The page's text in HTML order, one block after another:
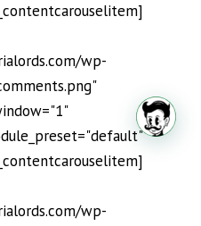
wp-
wp-
Iniciemos un chat